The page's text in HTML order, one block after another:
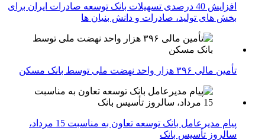
افزایش 40 درصدی تسهیلات بانک توسعه صادرات ایران برای
بخش های تولید، صادرات و دانش بنیان ها
تأمین مالی ۳۹۶ هزار واحد نهضت ملی توسط بانک مسکن
پیام مدیرعامل بانک توسعه تعاون به مناسبت 15 مرداد،
سالروز تأسیس بانک